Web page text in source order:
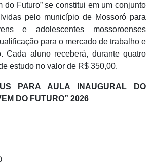
do Futuro” se constitui em um conjunto
pelo município de Mossoró para
e adolescentes mossoroenses
para o mercado de trabalho e
Cada aluno receberá, durante quatro
estudo no valor de R$ 350,00.
PARA AULA INAUGURAL DO
DO FUTURO” 2026